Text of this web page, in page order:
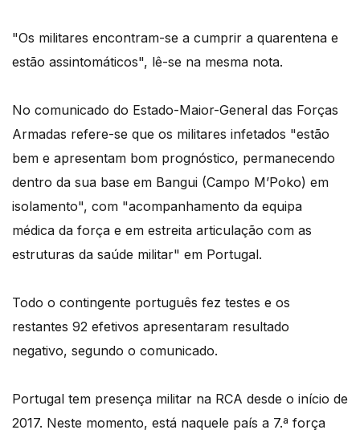
"Os militares encontram-se a cumprir a quarentena e
estão assintomáticos", lê-se na mesma nota.
No comunicado do Estado-Maior-General das Forças
Armadas refere-se que os militares infetados "estão
bem e apresentam bom prognóstico, permanecendo
dentro da sua base em Bangui (Campo M’Poko) em
isolamento", com "acompanhamento da equipa
médica da força e em estreita articulação com as
estruturas da saúde militar" em Portugal.
Todo o contingente português fez testes e os
restantes 92 efetivos apresentaram resultado
negativo, segundo o comunicado.
Portugal tem presença militar na RCA desde o início de
2017. Neste momento, está naquele país a 7.ª força